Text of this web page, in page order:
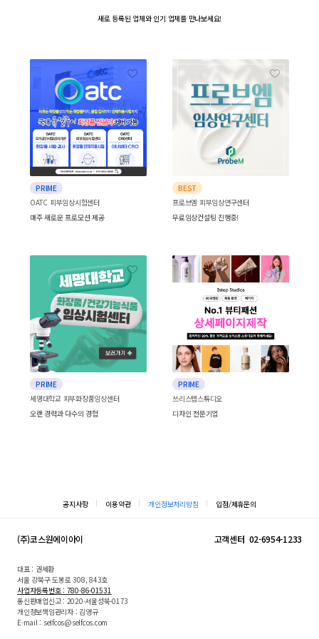
새로 등록된 업체와인기 업체를 만나보세요!
PRIME
OATC 피부임상시험센터
매주 새로운 프로모션 제공
BEST
프로브엠 피부임상연구센터
무료임상컨설팅 진행중!
PRIME
세명대학교 피부화장품임상센터
오랜 경력과 다수의 경험
PRIME
쓰리스텝스튜디오
디자인 전문기업
공지사항 이용약관 개인정보처리방침 입점/제휴문의
(주)코스원에이아이
대표 : 권세환
서울 강북구 도봉로 308, 843호
사업자등록번호 : 780-86-01531
통신판매업신고 : 2020-서울성북-0173
개인정보책임관리자 : 김영규
E-mail : selfcos@selfcos.com
고객센터 02-6954-1233